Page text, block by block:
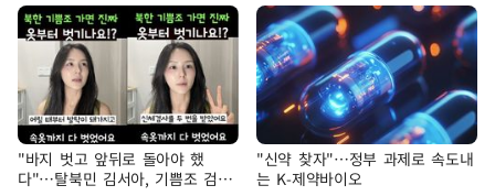
"바지 벗고 앞뒤로 돌아야 했
다"…탈북민 김서아, 기쁨조 검사
"신약 찾자"…정부 과제로 속도내
는 K-제약바이오